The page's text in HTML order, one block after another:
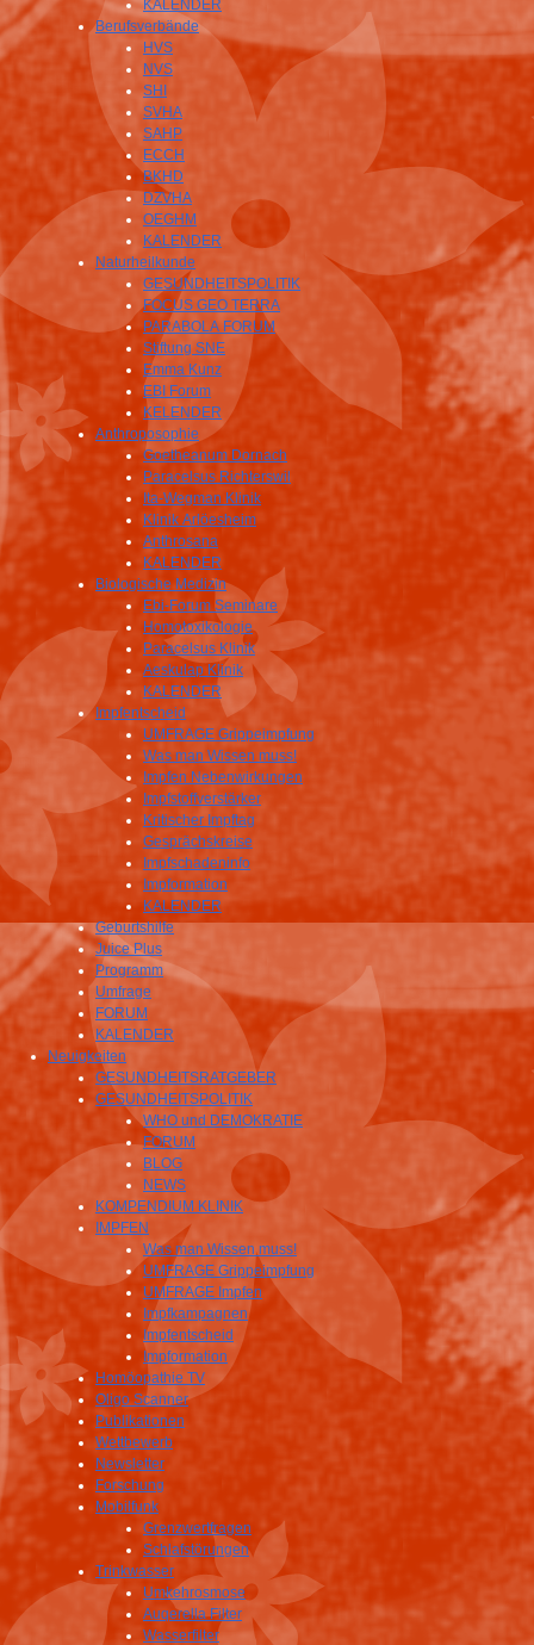
KALENDER
Berufsverbände
HVS
NVS
SHI
SVHA
SAHP
ECCH
BKHD
DZVHA
OEGHM
KALENDER
Naturheilkunde
GESUNDHEITSPOLITIK
FOCUS GEO TERRA
PARABOLA FORUM
Stiftung SNE
Emma Kunz
EBI Forum
KELENDER
Anthroposophie
Goetheanum Dornach
Paracelsus Richterswil
Ita-Wegman Klinik
Klinik Arlöesheim
Anthrosana
KALENDER
Biologische Medizin
Ebi-Forum Seminare
Homotoxikologie
Paracelsus Klinik
Aeskulap Klinik
KALENDER
Impfentscheid
UMFRAGE Grippeimpfung
Was man Wissen muss!
Impfen Nebenwirkungen
Impfstoffverstärker
Kritischer Impftag
Gesprächskreise
Impfschadeninfo
Impformation
KALENDER
Geburtshilfe
Juice Plus
Programm
Umfrage
FORUM
KALENDER
Neuigkeiten
GESUNDHEITSRATGEBER
GESUNDHEITSPOLITIK
WHO und DEMOKRATIE
FORUM
BLOG
NEWS
KOMPENDIUM KLINIK
IMPFEN
Was man Wissen muss!
UMFRAGE Grippeimpfung
UMFRAGE Impfen
Impfkampagnen
Impfentscheid
Impformation
Homöopathie TV
Oligo Scanner
Publikationen
Wettbewerb
Newsletter
Forschung
Mobilfunk
Grenzwertfragen
Schlafstörungen
Trinkwasser
Umkehrosmose
Auqerella Filter
Wasserfilter